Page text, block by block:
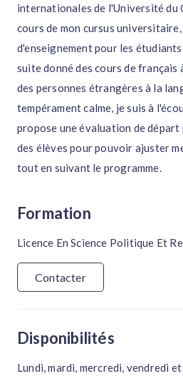
internationales de l'Université du
cours de mon cursus
d'enseignement pour les
suite donné des cours de français
des personnes étrangères à la
tempérament calme, je suis à
propose une évaluation de
des élèves pour pouvoir ajuster
tout en suivant le programme.
Formation
Licence En Science Politique Et
Contacter
Disponibilités
Lundi, mardi, mercredi, vendredi